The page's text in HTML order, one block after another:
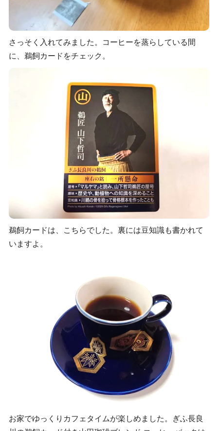
さっそく入れてみました。コーヒーを蒸らしている間
に、鵜飼カードをチェック。
鵜飼カードは、こちらでした。裏には豆知識も書かれて
いますよ。
お家でゆっくりカフェタイムが楽しめました。ぎふ長良